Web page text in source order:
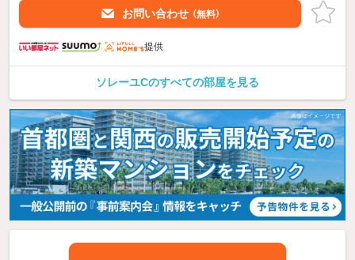
お問い合わせ （無料）
提供
ソレーユCのすべての部屋を見る